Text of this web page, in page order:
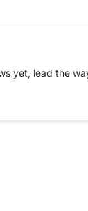
yet, lead the